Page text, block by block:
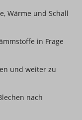
Wärme und Schall
in Frage
und weiter zu
nach